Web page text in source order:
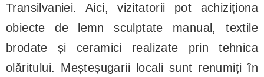
Transilvaniei. Aici, vizitatorii pot achiziționa
obiecte de lemn sculptate manual, textile
brodate și ceramici realizate prin tehnica
olăritului. Meșteșugarii locali sunt renumiți în